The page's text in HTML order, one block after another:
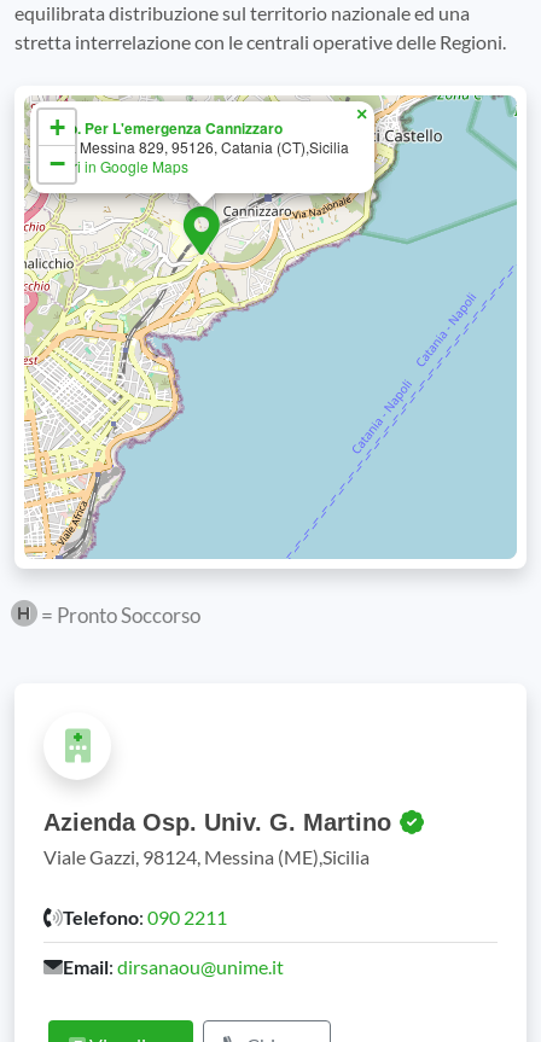
equilibrata distribuzione sul territorio nazionale ed una
stretta interrelazione con le centrali operative delle Regioni.
A.o. Per L'emergenza Cannizzaro
Via Messina 829, 95126, Catania (CT),Sicilia
Apri in Google Maps
×
+
−
= Pronto Soccorso
Azienda Osp. Univ. G. Martino
Viale Gazzi, 98124, Messina (ME),Sicilia
Telefono: 090 2211
Email: dirsanaou@unime.it